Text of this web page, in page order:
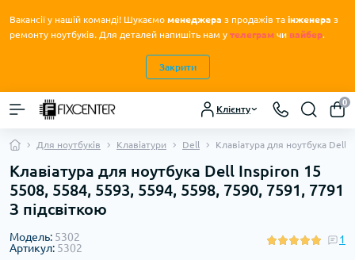
Вакансії у нашій команді! Шукаємо менеджера з продажів та інженера з
ремонту ноутбуків. Для деталей напишіть нам у телеграм чи вайбер.
Закрити
Клієнту
0
Для ноутбуків Клавіатури Dell Клавіатура для ноутбука
Клавіатура для ноутбука Dell Inspiron 15
5508, 5584, 5593, 5594, 5598, 7590, 7591, 7791
З підсвіткою
Модель: 5302
Артикул: 5302
1